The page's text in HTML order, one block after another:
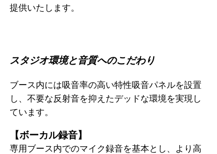
提供いたします。
スタジオ環境と音質へのこだわり
ブース内には吸音率の高い特性吸音パネルを設置
し、不要な反射音を抑えたデッドな環境を実現し
ています。
【ボーカル録音】
専用ブース内でのマイク録音を基本とし、より高